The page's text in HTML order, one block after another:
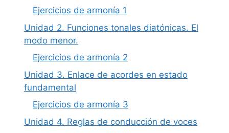
Ejercicios de armonía 1
Unidad 2. Funciones tonales diatónicas. El
modo menor.
Ejercicios de armonía 2
Unidad 3. Enlace de acordes en estado
fundamental
Ejercicios de armonía 3
Unidad 4. Reglas de conducción de voces